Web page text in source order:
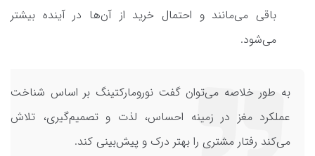
باقی می‌مانند و احتمال خرید از آن‌ها در آینده بیشتر
می‌شود.
به طور خلاصه می‌توان گفت نورومارکتینگ بر اساس شناخت
عملکرد مغز در زمینه احساس، لذت و تصمیم‌گیری، تلاش
می‌کند رفتار مشتری را بهتر درک و پیش‌بینی کند.